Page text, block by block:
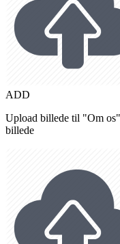
ADD
Upload billede til "Om
billede